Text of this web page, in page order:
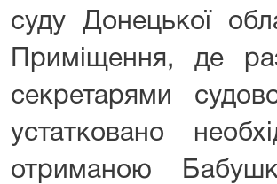
суду Донецької
Приміщення, де
секретарями
устатковано
отриманою